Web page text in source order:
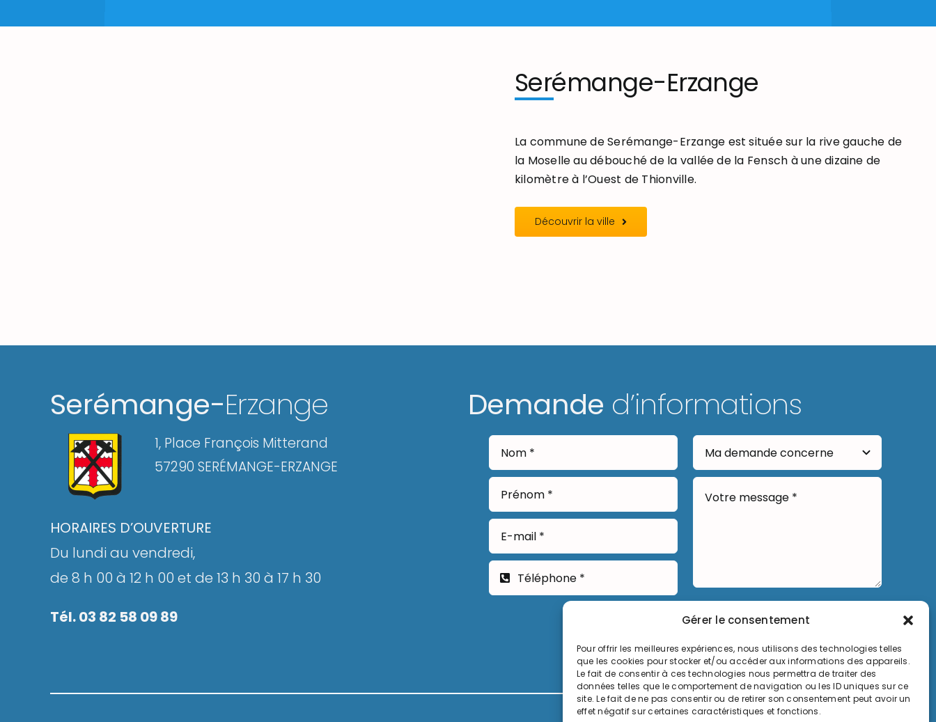
Gérer le consentement
Pour offrir les meilleures expériences, nous utilisons des technologies telles
que les cookies pour stocker et/ou accéder aux informations des appareils.
Le fait de consentir à ces technologies nous permettra de traiter des
données telles que le comportement de navigation ou les ID uniques sur ce
site. Le fait de ne pas consentir ou de retirer son consentement peut avoir un
effet négatif sur certaines caractéristiques et fonctions.
Serémange-Erzange
La commune de Serémange-Erzange est située sur la rive gauche de
la Moselle au débouché de la vallée de la Fensch à une dizaine de
kilomètre à l’Ouest de Thionville.
Découvrir la ville
Serémange-Erzange
1, Place François Mitterand
57290 SERÉMANGE-ERZANGE
HORAIRES D’OUVERTURE
Du lundi au vendredi,
de 8 h 00 à 12 h 00 et de 13 h 30 à 17 h 30
Tél. 03 82 58 09 89
Demande d’informations
Envoyer